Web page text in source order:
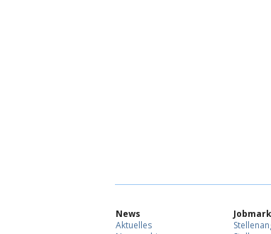
News
Aktuelles